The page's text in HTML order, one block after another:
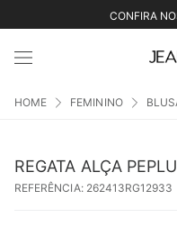
CONFIRA
FEMININO
REGATA ALÇA
REFERÊNCIA: 262413RG12933